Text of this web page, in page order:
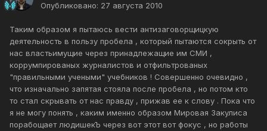
Опубликовано: 27 августа 2010
Таким образом я пытаюсь вести антизаговорщицкую
деятельность в пользу пробела , который пытаются сокрыть от
нас властьимущие через принадлежащие им СМИ ,
коррумпированых журналистов и отфильтрованых
"правильными учеными" учебников ! Совершенно очевидно ,
что изначально запятая стояла после пробела , но потом кто
то стал скрывать от нас правду , прижав ее к слову . Пока что
я не могу понять , каким именно образом Мировая Закулиса
порабощает людишекЪ через вот этот вот фокус , но работы